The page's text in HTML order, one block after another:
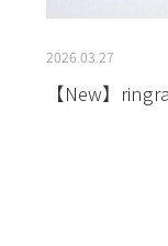
2026.03.27
【New】